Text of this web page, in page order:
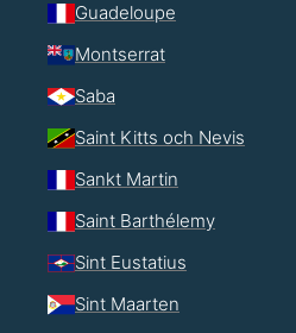
Guadeloupe
Montserrat
Saba
Saint Kitts och Nevis
Sankt Martin
Saint Barthélemy
Sint Eustatius
Sint Maarten